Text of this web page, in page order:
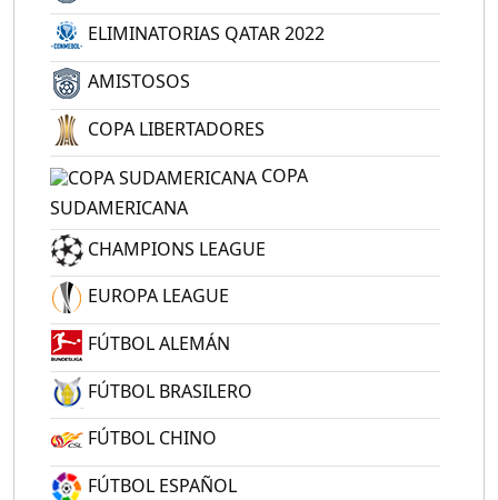
ELIMINATORIAS QATAR 2022
AMISTOSOS
COPA LIBERTADORES
COPA
SUDAMERICANA
CHAMPIONS LEAGUE
EUROPA LEAGUE
FÚTBOL ALEMÁN
FÚTBOL BRASILERO
FÚTBOL CHINO
FÚTBOL ESPAÑOL